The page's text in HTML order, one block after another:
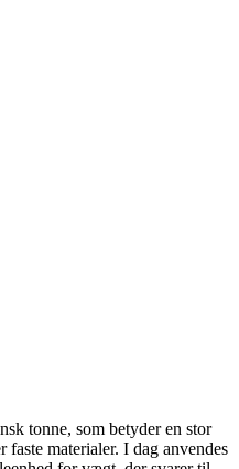
tonne, som betyder en stor
materialer. I dag anvendes